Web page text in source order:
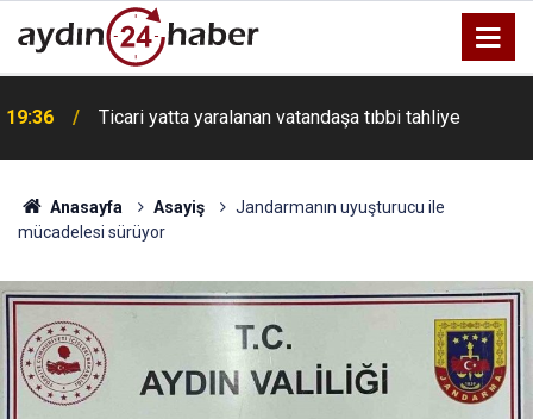
19:36 Ticari yatta yaralanan vatandaşa tıbbi tahliye
Anasayfa Asayiş
Jandarmanın uyuşturucu ile
mücadelesi sürüyor